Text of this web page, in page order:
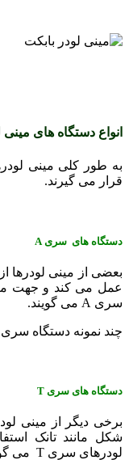
انواع دستگاه های
قرار می گیرند.
دستگاه های سری A
بعضی از مینی لودرها
عمل می کند و جهت
سری A می گویند.
چند نمونه دستگاه سری A: A250 – A300 – A650 – A770
دستگاه های سری T
برخی دیگر از مینی
شکل مانند تانک
لودرهای سری T می گویند.